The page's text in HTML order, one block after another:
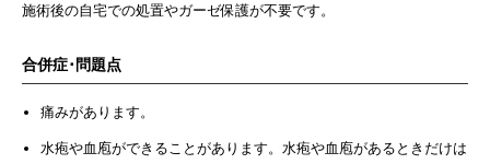
施術後の自宅での処置やガーゼ保護が不要です。
合併症･問題点
痛みがあります。
水疱や血庖ができることがあります。水疱や血庖があるときだけは